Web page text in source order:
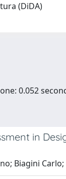
(DiDA)
0.052
in
Biagini